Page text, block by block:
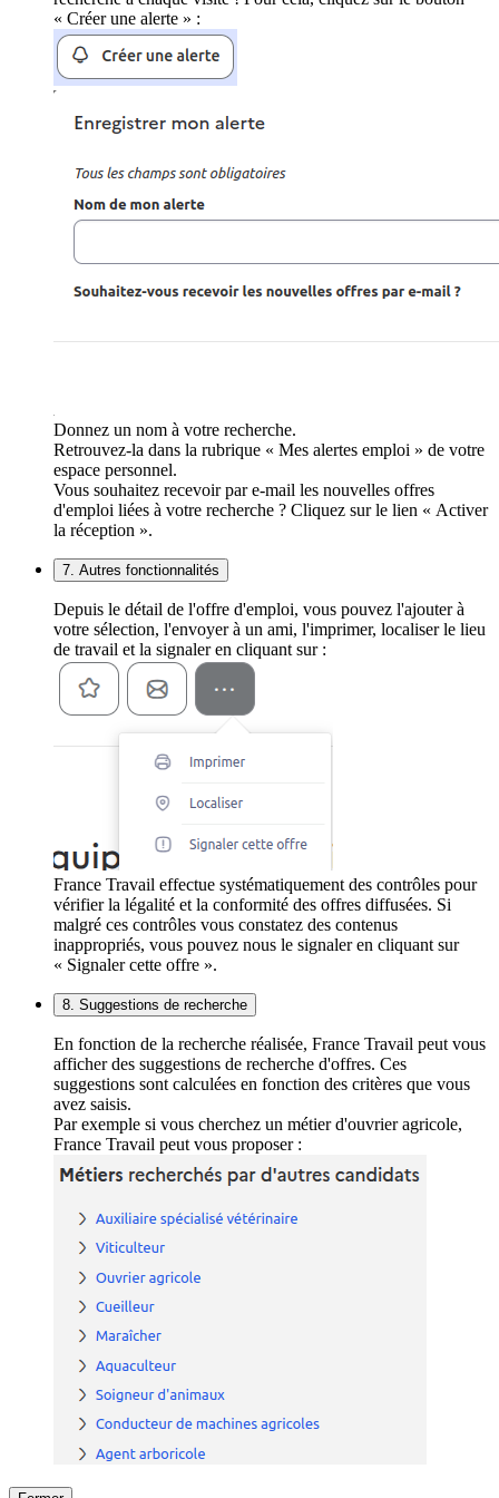
« Créer une alerte » :
Donnez un nom à votre recherche.
Retrouvez-la dans la rubrique « Mes alertes emploi » de votre
espace personnel.
Vous souhaitez recevoir par e-mail les nouvelles offres
d'emploi liées à votre recherche ? Cliquez sur le lien « Activer
la réception ».
7. Autres fonctionnalités
Depuis le détail de l'offre d'emploi, vous pouvez l'ajouter à
votre sélection, l'envoyer à un ami, l'imprimer, localiser le lieu
de travail et la signaler en cliquant sur :
France Travail effectue systématiquement des contrôles pour
vérifier la légalité et la conformité des offres diffusées. Si
malgré ces contrôles vous constatez des contenus
inappropriés, vous pouvez nous le signaler en cliquant sur
« Signaler cette offre ».
8. Suggestions de recherche
En fonction de la recherche réalisée, France Travail peut vous
afficher des suggestions de recherche d'offres. Ces
suggestions sont calculées en fonction des critères que vous
avez saisis.
Par exemple si vous cherchez un métier d'ouvrier agricole,
France Travail peut vous proposer :